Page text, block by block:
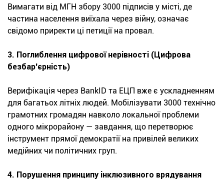
Вимагати від МГН збору 3000 підписів у місті, де
частина населення виїхала через війну, означає
свідомо приректи ці петиції на провал.
3. Поглиблення цифрової нерівності (Цифрова
безбар'єрність)
Верифікація через BankID та ЕЦП вже є ускладненням
для багатьох літніх людей. Мобілізувати 3000 технічно
грамотних громадян навколо локальної проблеми
одного мікрорайону — завдання, що перетворює
інструмент прямої демократії на привілей великих
медійних чи політичних груп.
4. Порушення принципу інклюзивного врядування